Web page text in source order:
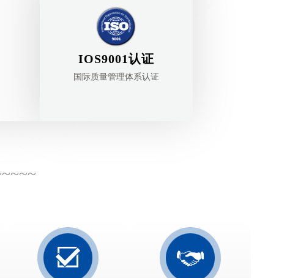
IOS9001认证
国际质量管理体系认证